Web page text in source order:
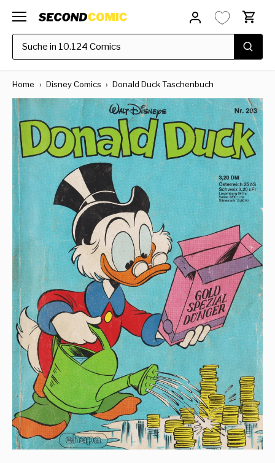
zum
Inhalt
Home › Disney Comics › Donald Duck Taschenbuch